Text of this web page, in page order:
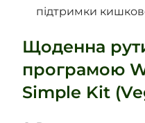
підтримки
Щоденна
програмою
Simple Kit